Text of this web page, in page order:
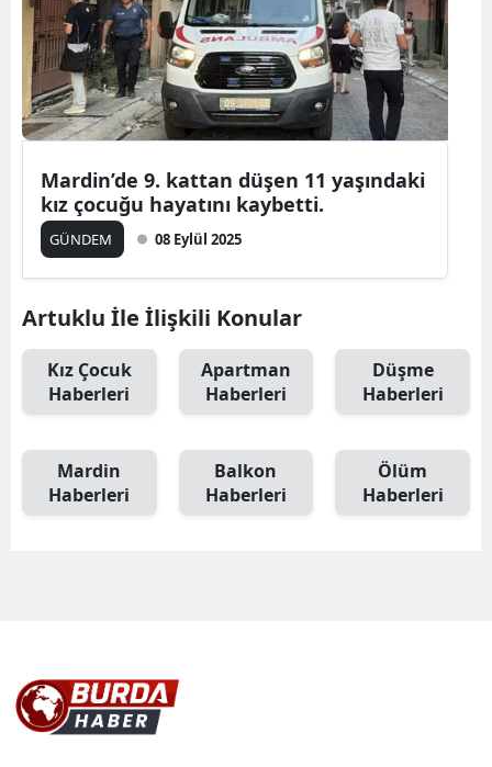
Mardin’de 9. kattan düşen 11 yaşındaki
kız çocuğu hayatını kaybetti.
GÜNDEM 08 Eylül 2025
Artuklu İle İlişkili Konular
Kız Çocuk
Haberleri
Apartman
Haberleri
Düşme
Haberleri
Mardin
Haberleri
Balkon
Haberleri
Ölüm
Haberleri